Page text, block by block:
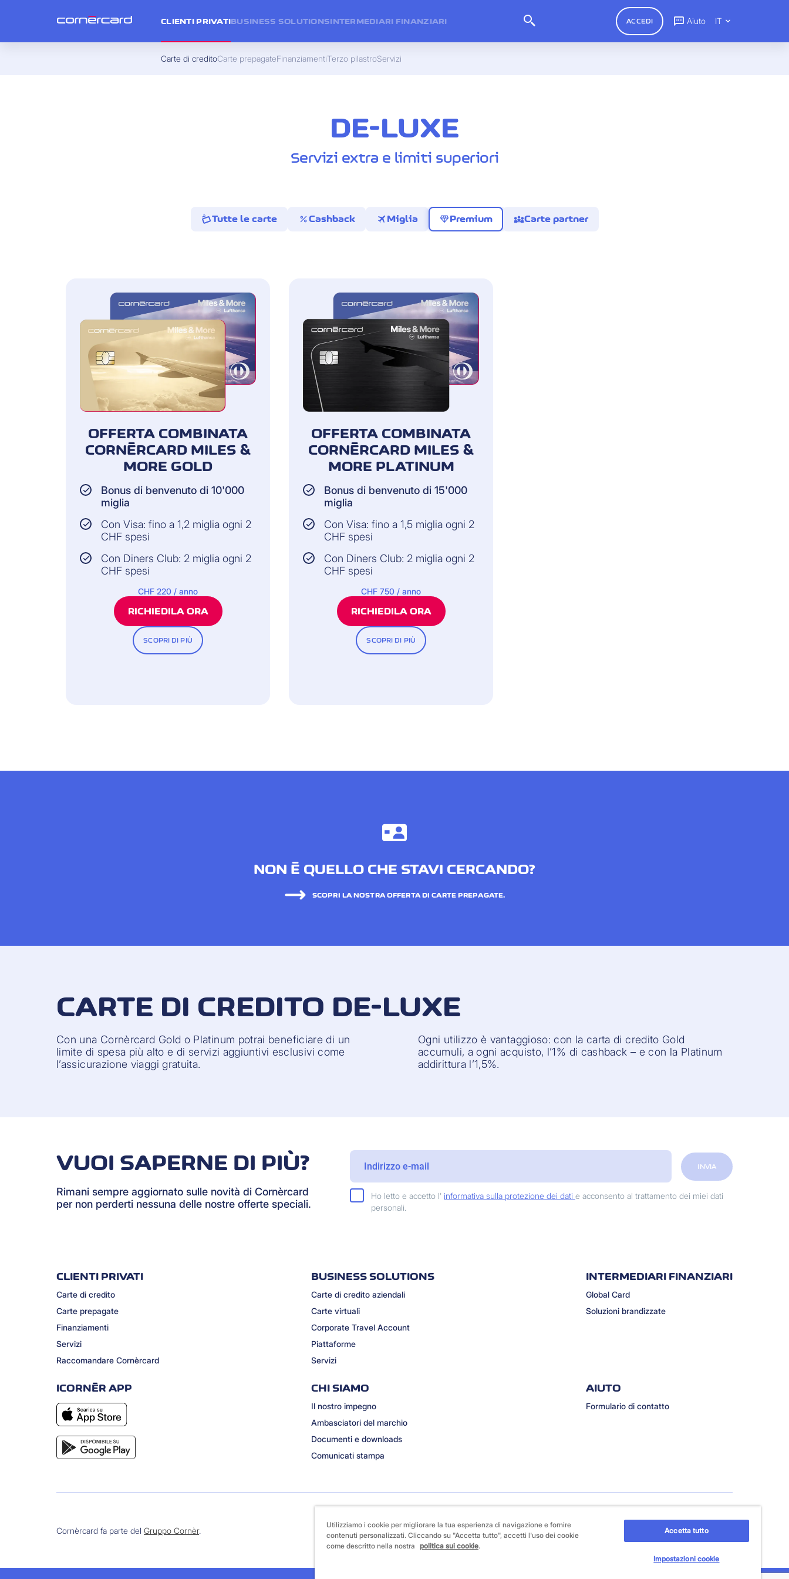
DE-LUXE
Servizi extra e limiti superiori
Tutte le carte percentCashback travel Miglia diamondPremium diversity_3Carte partner
OFFERTA COMBINATA
CORNÈRCARD MILES &
MORE GOLD
Bonus di benvenuto di 10'000
miglia
Con Visa: fino a 1,2 miglia ogni 2
CHF spesi
Con Diners Club: 2 miglia ogni 2
CHF spesi
CHF 220 / anno
RICHIEDILA ORA
SCOPRI DI PIÙ
OFFERTA COMBINATA
CORNÈRCARD MILES &
MORE PLATINUM
Bonus di benvenuto di 15'000
miglia
Con Visa: fino a 1,5 miglia ogni 2
CHF spesi
Con Diners Club: 2 miglia ogni 2
CHF spesi
CHF 750 / anno
RICHIEDILA ORA
SCOPRI DI PIÙ
NON È QUELLO CHE STAVI CERCANDO?
SCOPRI LA NOSTRA OFFERTA DI CARTE PREPAGATE.
CARTE DI CREDITO DE-LUXE
Con una Cornèrcard Gold o Platinum potrai beneficiare di un
limite di spesa più alto e di servizi aggiuntivi esclusivi come
l’assicurazione viaggi gratuita.
Ogni utilizzo è vantaggioso: con la carta di credito Gold
accumuli, a ogni acquisto, l’1% di cashback – e con la Platinum
addirittura l’1,5%.
VUOI SAPERNE DI PIÙ?
Rimani sempre aggiornato sulle novità di Cornèrcard
per non perderti nessuna delle nostre offerte speciali.
Ho letto e accetto l' informativa sulla protezione dei dati e acconsento al trattamento dei miei dati
personali.
INVIA
CLIENTI PRIVATI
Carte di credito
Carte prepagate
Finanziamenti
Servizi
Raccomandare Cornèrcard
BUSINESS SOLUTIONS
Carte di credito aziendali
Carte virtuali
Corporate Travel Account
Piattaforme
Servizi
INTERMEDIARI FINANZIARI
Global Card
Soluzioni brandizzate
ICORNÈR APP CHI SIAMO
Il nostro impegno
Ambasciatori del marchio
Documenti e downloads
Comunicati stampa
AIUTO
Formulario di contatto
Cornèrcard fa parte del Gruppo Cornèr.
CLIENTI PRIVATI
Carte di creditoCarte prepagateFinanziamentiTerzo pilastroServizi
BUSINESS SOLUTIONSINTERMEDIARI FINANZIARI ACCEDI Aiuto IT
Utilizziamo i cookie per migliorare la tua esperienza di navigazione e fornire
contenuti personalizzati. Cliccando su "Accetta tutto", accetti l'uso dei cookie
come descritto nella nostra politica sui cookie.
Accetta tutto
Impostazioni cookie